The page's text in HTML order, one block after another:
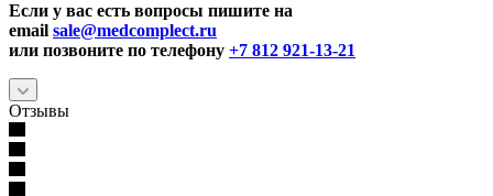
Если у вас есть вопросы пишите на
email sale@medcomplect.ru
или позвоните по телефону +7 812 921-13-21
Отзывы